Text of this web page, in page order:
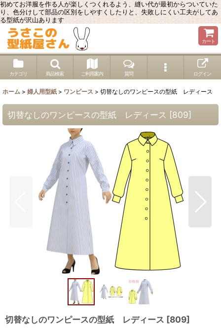
初めてお洋服を作る人が楽しくつくれるよう、縫い代が最初からついていた
り、色分けして部品の区別をしやすくしたりと、失敗しにくい工夫がしてあ
る型紙が沢山あります
カート
カテゴリ 商品検索 ご利用案内 質問 ログイン
ホーム > 婦人用型紙 > ワンピース > 切替なしのワンピースの型紙 レディース
切替なしのワンピースの型紙 レディース [809]
切替なしのワンピースの型紙 レディース [809]